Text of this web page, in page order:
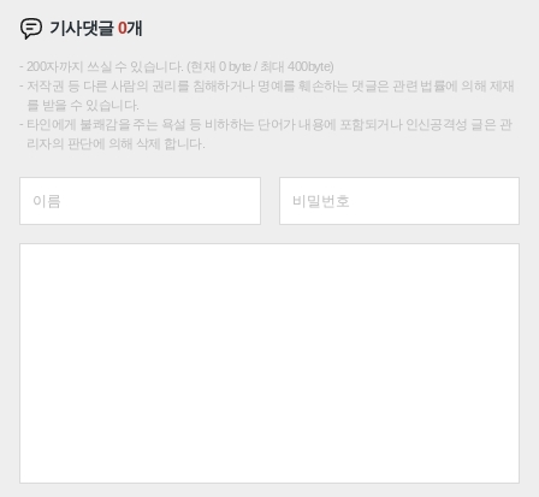
기사댓글0개
200자까지 쓰실 수 있습니다. (현재 0 byte / 최대 400byte)
저작권 등 다른 사람의 권리를 침해하거나 명예를 훼손하는 댓글은 관련 법률에 의해 제재
를 받을 수 있습니다.
타인에게 불쾌감을 주는 욕설 등 비하하는 단어가 내용에 포함되거나 인신공격성 글은 관
리자의 판단에 의해 삭제 합니다.